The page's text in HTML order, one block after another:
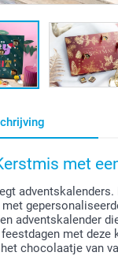
met
adventskalender
feestdagen met
chocolaatje van